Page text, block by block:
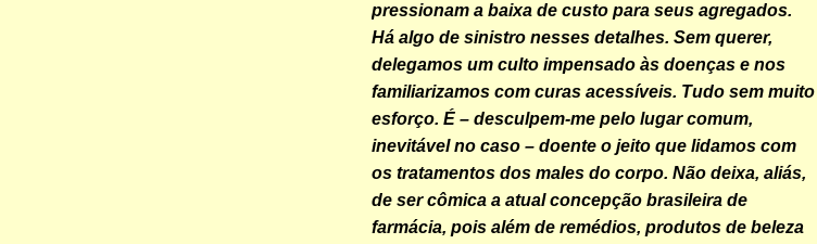
pressionam a baixa de custo para seus agregados.
Há algo de sinistro nesses detalhes. Sem querer,
delegamos um culto impensado às doenças e nos
familiarizamos com curas acessíveis. Tudo sem muito
esforço. É – desculpem-me pelo lugar comum,
inevitável no caso – doente o jeito que lidamos com
os tratamentos dos males do corpo. Não deixa, aliás,
de ser cômica a atual concepção brasileira de
farmácia, pois além de remédios, produtos de beleza